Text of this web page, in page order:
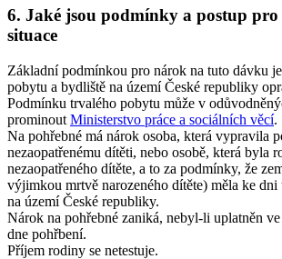
6. Jaké jsou podmínky a postup pro
situace
Základní podmínkou pro nárok na tuto dávku
pobytu a bydliště na území České republiky
Podmínku trvalého pobytu může v
prominout Ministerstvo práce a sociálních věcí.
Na pohřebné má nárok osoba, která vypravila
nezaopatřenému dítěti, nebo osobě, která byla
nezaopatřeného dítěte, a to za podmínky, že
výjimkou mrtvě narozeného dítěte) měla ke
na území České republiky.
Nárok na pohřebné zaniká, nebyl-li uplatněn
dne pohřbení.
Příjem rodiny se netestuje.